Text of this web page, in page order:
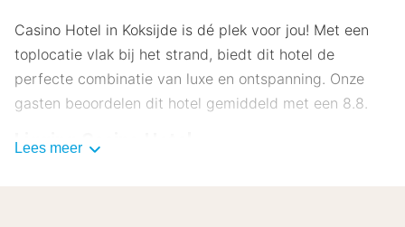
Casino Hotel in Koksijde is dé plek voor jou! Met een
toplocatie vlak bij het strand, biedt dit hotel de
perfecte combinatie van luxe en ontspanning. Onze
gasten beoordelen dit hotel gemiddeld met een 8.8.
Ligging Casino Hotel
Lees meer